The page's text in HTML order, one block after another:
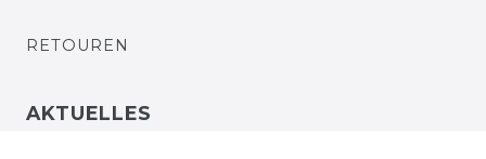
RETOUREN
AKTUELLES